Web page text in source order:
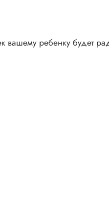
ребенку будет